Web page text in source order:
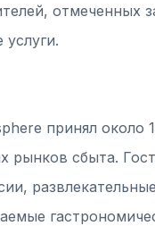
отмеченных
принял
рынков сбыта.